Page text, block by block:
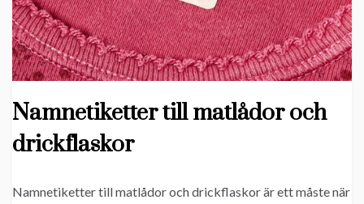
Namnetiketter till matlådor och
drickflaskor
Namnetiketter till matlådor och drickflaskor är ett måste när